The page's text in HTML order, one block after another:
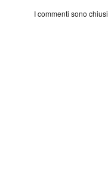
I commenti sono chiusi